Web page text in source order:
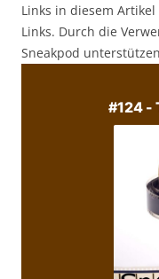
Links in diesem
Links. Durch die
Sneakpod